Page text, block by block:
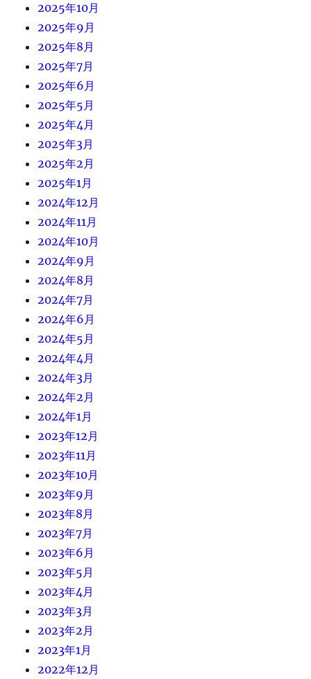
2025年10月
2025年9月
2025年8月
2025年7月
2025年6月
2025年5月
2025年4月
2025年3月
2025年2月
2025年1月
2024年12月
2024年11月
2024年10月
2024年9月
2024年8月
2024年7月
2024年6月
2024年5月
2024年4月
2024年3月
2024年2月
2024年1月
2023年12月
2023年11月
2023年10月
2023年9月
2023年8月
2023年7月
2023年6月
2023年5月
2023年4月
2023年3月
2023年2月
2023年1月
2022年12月